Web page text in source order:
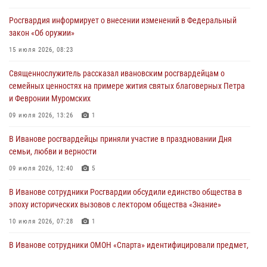
Мероприятия в рамках акции «Каникулы с Росгвардией»
продолжаются в Ивановской области
31 июля 2026, 11:08
В Ивановской области при содействии Росгвардии задержаны
подозреваемые в серии автомобильных краж
30 июля 2026, 12:41
празднования Дня Крещения Руси
28 июля 2026, 08:57
Росгвардия информирует о внесении изменений в Федеральный
закон «Об оружии»
15 июля 2026, 08:23
Священнослужитель рассказал ивановским росгвардейцам о
семейных ценностях на примере жития святых благоверных Петра
и Февронии Муромских
09 июля 2026, 13:26 1
В Иванове росгвардейцы приняли участие в праздновании Дня
семьи, любви и верности
09 июля 2026, 12:40 5
В Иванове сотрудники Росгвардии обсудили единство общества в
эпоху исторических вызовов с лектором общества «Знание»
10 июля 2026, 07:28 1
В Иванове сотрудники ОМОН «Спарта» идентифицировали предмет,